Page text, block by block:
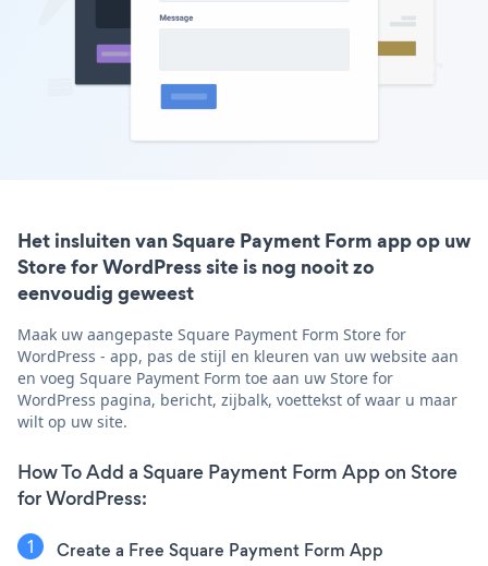
Het insluiten van Square Payment Form app op uw
Store for WordPress site is nog nooit zo
eenvoudig geweest
Maak uw aangepaste Square Payment Form Store for
WordPress - app, pas de stijl en kleuren van uw website aan
en voeg Square Payment Form toe aan uw Store for
WordPress pagina, bericht, zijbalk, voettekst of waar u maar
wilt op uw site.
How To Add a Square Payment Form App on Store
for WordPress:
Create a Free Square Payment Form App